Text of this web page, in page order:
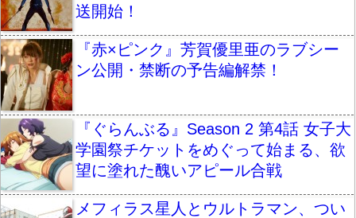
送開始！
『赤×ピンク』芳賀優里亜のラブシー
ン公開・禁断の予告編解禁！
『ぐらんぶる』Season 2 第4話 女子大
学園祭チケットをめぐって始まる、欲
望に塗れた醜いアピール合戦
メフィラス星人とウルトラマン、つい